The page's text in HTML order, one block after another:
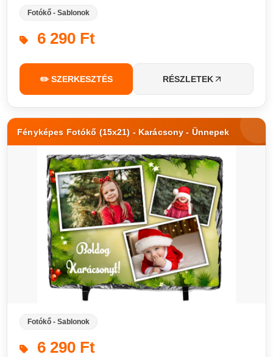
Fotókő - Sablonok
6 290 Ft
✏️ SZERKESZTÉS RÉSZLETEK
Fényképes Fotókő (15x21) - Karácsony - Ünnepek
Fotókő - Sablonok
6 290 Ft